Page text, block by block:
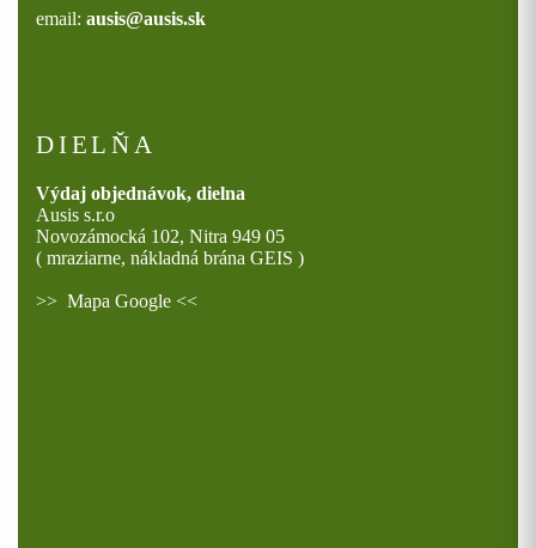
email: ausis@ausis.sk
DIELŇA
Výdaj objednávok, dielna
Ausis s.r.o
Novozámocká 102, Nitra 949 05
( mraziarne, nákladná brána GEIS )
>> Mapa Google <<